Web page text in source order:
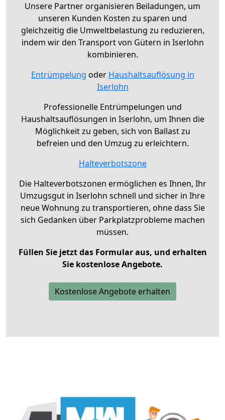
Unsere Partner organisieren Beiladungen, um
unseren Kunden Kosten zu sparen und
gleichzeitig die Umweltbelastung zu reduzieren,
indem wir den Transport von Gütern in Iserlohn
kombinieren.
Entrümpelung oder Haushaltsauflösung in
Iserlohn
Professionelle Entrümpelungen und
Haushaltsauflösungen in Iserlohn, um Ihnen die
Möglichkeit zu geben, sich von Ballast zu
befreien und den Umzug zu erleichtern.
Halteverbotszone
Die Halteverbotszonen ermöglichen es Ihnen, Ihr
Umzugsgut in Iserlohn schnell und sicher in Ihre
neue Wohnung zu transportieren, ohne dass Sie
sich Gedanken über Parkplatzprobleme machen
müssen.
Füllen Sie jetzt das Formular aus, und erhalten
Sie kostenlose Angebote.
Kostenlose Angebote erhalten